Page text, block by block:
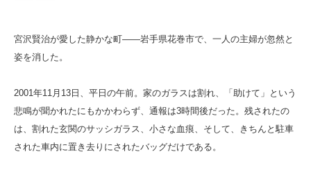
宮沢賢治が愛した静かな町――岩手県花巻市で、一人の主婦が忽然と
姿を消した。
2001年11月13日、平日の午前。家のガラスは割れ、「助けて」という
悲鳴が聞かれたにもかかわらず、通報は3時間後だった。残されたの
は、割れた玄関のサッシガラス、小さな血痕、そして、きちんと駐車
された車内に置き去りにされたバッグだけである。